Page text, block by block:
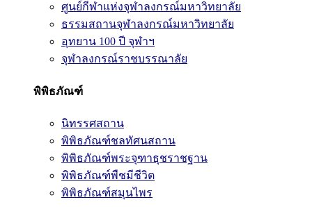
ศูนย์กีฬาแห่งจุฬาลงกรณ์มหาวิทยาลัย
ธรรมสถานจุฬาลงกรณ์มหาวิทยาลัย
อุทยาน 100 ปี จุฬาฯ
จุฬาลงกรณ์ราชบรรณาลัย
พิพิธภัณฑ์
นิทรรศสถาน
พิพิธภัณฑ์ชลทัศนสถาน
พิพิธภัณฑ์พระจุฑาธุชราชฐาน
พิพิธภัณฑ์พืชมีชีวิต
พิพิธภัณฑ์สมุนไพร